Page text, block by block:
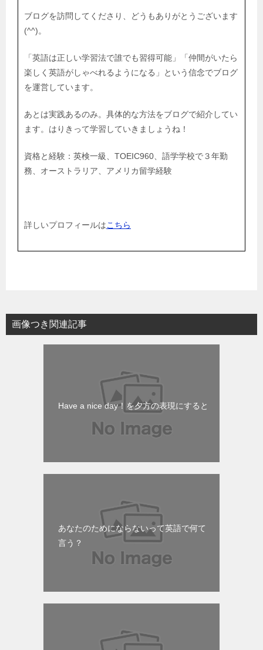
ブログを訪問してくださり、どうもありがとうございます
(^^)。
「英語は正しい学習法で誰でも習得可能」「仲間がいたら
楽しく英語がしゃべれるようになる」という信念でブログ
を運営しています。
あとは実践あるのみ。具体的な方法をブログで紹介してい
ます。はりきって学習していきましょうね！
資格と経験：英検一級、TOEIC960、語学学校で３年勤
務、オーストラリア、アメリカ留学経験
詳しいプロフィールはこちら
画像つき関連記事
Have a nice day！を夕方の表現にすると
あなたのためにならないって英語で何て
言う？